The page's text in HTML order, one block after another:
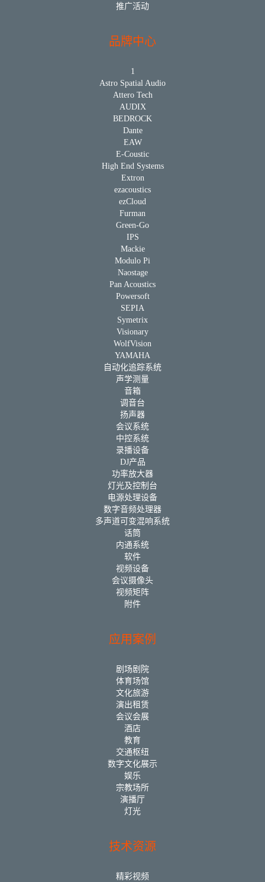
推广活动
品牌中心
1
Astro Spatial Audio
Attero Tech
AUDIX
BEDROCK
Dante
EAW
E-Coustic
High End Systems
Extron
ezacoustics
ezCloud
Furman
Green-Go
IPS
Mackie
Modulo Pi
Naostage
Pan Acoustics
Powersoft
SEPIA
Symetrix
Visionary
WolfVision
YAMAHA
自动化追踪系统
声学测量
音箱
调音台
扬声器
会议系统
中控系统
录播设备
DJ产品
功率放大器
灯光及控制台
电源处理设备
数字音频处理器
多声道可变混响系统
话筒
内通系统
软件
视频设备
会议摄像头
视频矩阵
附件
应用案例
剧场剧院
体育场馆
文化旅游
演出租赁
会议会展
酒店
教育
交通枢纽
数字文化展示
娱乐
宗教场所
演播厅
灯光
技术资源
精彩视频